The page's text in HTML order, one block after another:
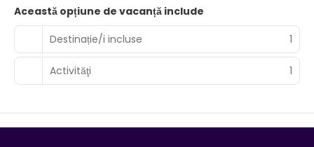
Această opțiune de vacanță include
Destinație/i incluse
1
Activităţi 1